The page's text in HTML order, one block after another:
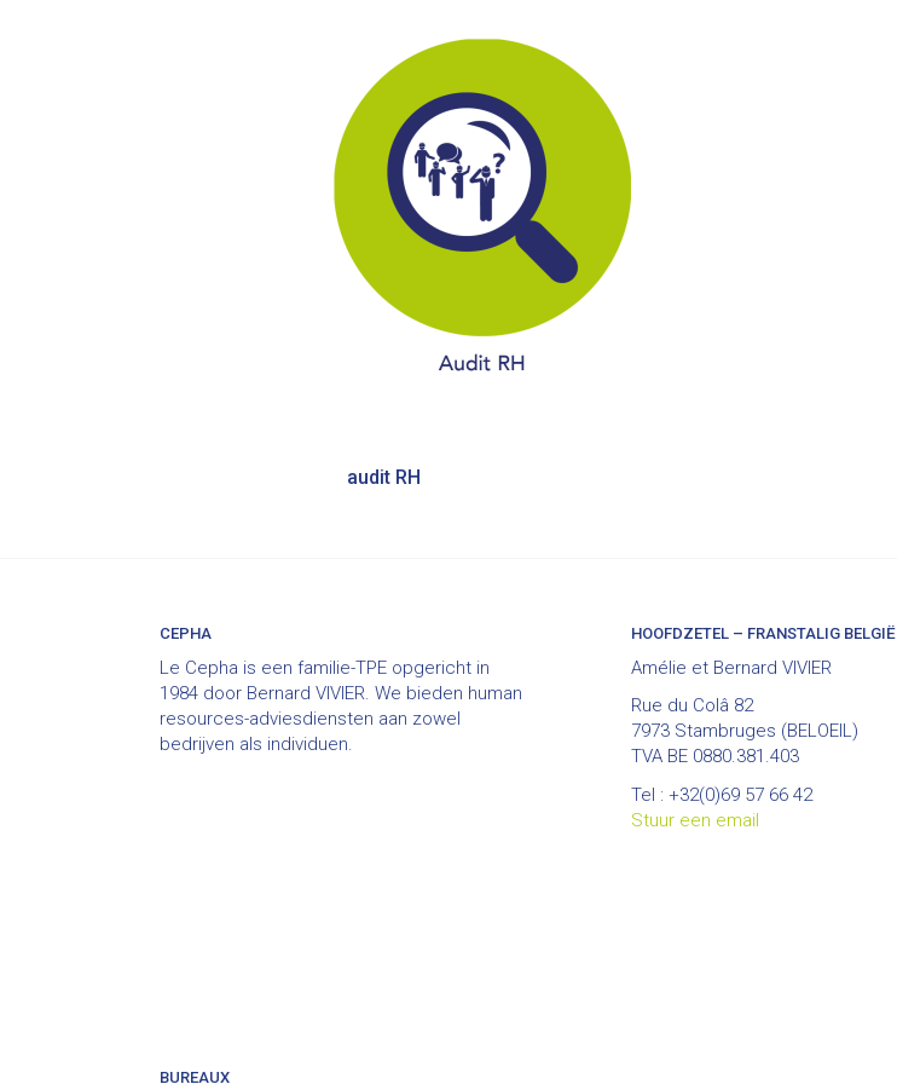
Bericht
audit RH
CEPHA
Le Cepha is een familie-TPE opgericht in
1984 door Bernard VIVIER. We bieden human
resources-adviesdiensten aan zowel
bedrijven als individuen.
HOOFDZETEL – FRANSTALIG BELGIË
Amélie et Bernard VIVIER
Rue du Colâ 82
7973 Stambruges (BELOEIL)
TVA BE 0880.381.403
Tel : +32(0)69 57 66 42
Stuur een email
BUREAUX